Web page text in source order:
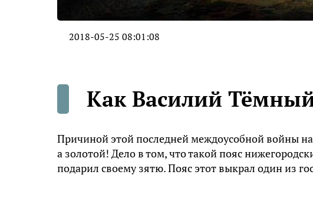
2018-05-25 08:01:08
Как Василий
Причиной этой последней междоусобной войны на
а золотой! Дело в том, что такой пояс
подарил своему зятю. Пояс этот выкрал один из